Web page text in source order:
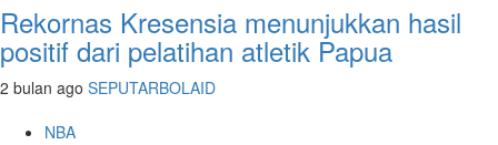
Rekornas Kresensia menunjukkan hasil
positif dari pelatihan atletik Papua
2 bulan ago SEPUTARBOLAID
NBA